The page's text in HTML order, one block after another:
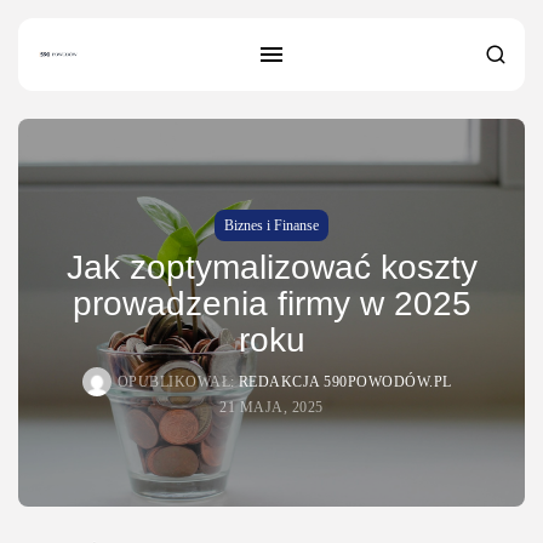
SZUKAJ
NAJNOWSZE
Biznes i Finanse
Jak zoptymalizować koszty
prowadzenia firmy w 2025
roku
OPUBLIKOWAŁ: REDAKCJA 590POWODÓW.PL
21 MAJA, 2025